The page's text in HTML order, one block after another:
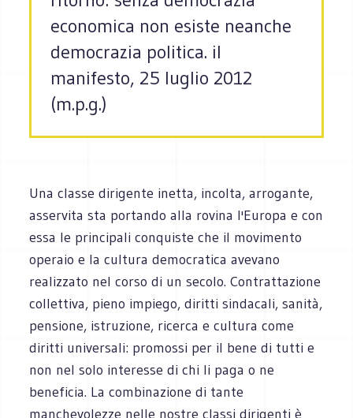
economica non esiste neanche
democrazia politica. il
manifesto, 25 luglio 2012
(m.p.g.)
Una classe dirigente inetta, incolta, arrogante,
asservita sta portando alla rovina l'Europa e con
essa le principali conquiste che il movimento
operaio e la cultura democratica avevano
realizzato nel corso di un secolo. Contrattazione
collettiva, pieno impiego, diritti sindacali, sanità,
pensione, istruzione, ricerca e cultura come
diritti universali: promossi per il bene di tutti e
non nel solo interesse di chi li paga o ne
beneficia. La combinazione di tante
manchevolezze nelle nostre classi dirigenti è